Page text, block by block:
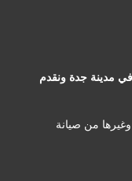
مدينة جدة ونقدم
من صيانة